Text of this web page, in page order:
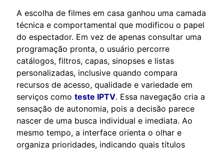
A escolha de filmes em casa ganhou uma camada
técnica e comportamental que modificou o papel
do espectador. Em vez de apenas consultar uma
programação pronta, o usuário percorre
catálogos, filtros, capas, sinopses e listas
personalizadas, inclusive quando compara
recursos de acesso, qualidade e variedade em
serviços como teste IPTV. Essa navegação cria a
sensação de autonomia, pois a decisão parece
nascer de uma busca individual e imediata. Ao
mesmo tempo, a interface orienta o olhar e
organiza prioridades, indicando quais títulos